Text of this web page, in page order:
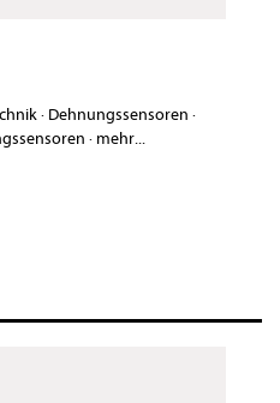
· Dehnungssensoren ·
· mehr...